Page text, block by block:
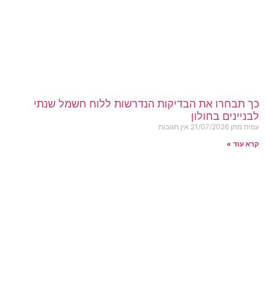
כך תבחרו את הבדיקות הנדרשות ללוח חשמל שנתי
לבניינים בחולון
עמית מתן 21/07/2026 אין תגובות
קרא עוד »